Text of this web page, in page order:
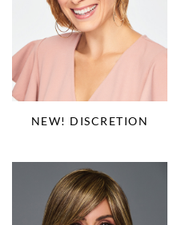
NEW! DISCRETION